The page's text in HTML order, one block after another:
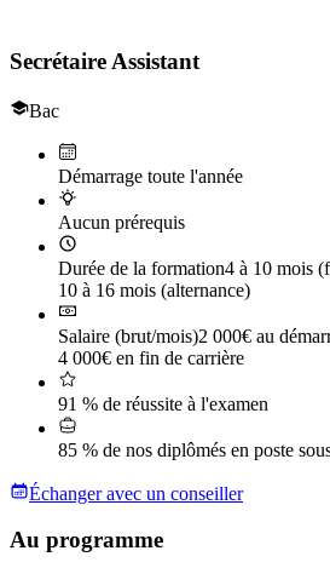
Secrétaire Assistant
Bac
Démarrage toute l'année
Aucun prérequis
Durée de la formation4 à 10 mois
10 à 16 mois (alternance)
Salaire (brut/mois)2 000€ au
4 000€ en fin de carrière
91 % de réussite à l'examen
85 % de nos diplômés en poste
Échanger avec un conseiller
Au programme